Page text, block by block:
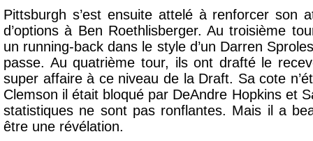
Pittsburgh s’est ensuite attelé à renforcer son
d’options à Ben Roethlisberger. Au troisième
un running-back dans le style d’un Darren
passe. Au quatrième tour, ils ont drafté le
super affaire à ce niveau de la Draft. Sa cote
Clemson il était bloqué par DeAndre Hopkins et
statistiques ne sont pas ronflantes. Mais il a
être une révélation.